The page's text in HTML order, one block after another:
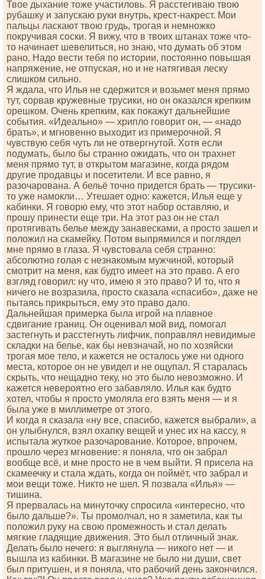
Твое дыхание тоже участиловь. Я расстегиваю твою
рубашку и запускаю руки внутрь, крест-накрест. Мои
пальцы ласкают твою грудь, трогая и немножко
покручивая соски. Я вижу, что в твоих штанах тоже что-
то начинает шевелиться, но знаю, что думать об этом
рано. Надо вести тебя по истории, постоянно повышая
напряжение, не отпуская, но и не натягивая леску
слишком сильно.
Я ждала, что Илья не сдержится и возьмет меня прямо
тут, сорвав кружевные трусики, но он оказался крепким
орешком. Очень крепким, как покажут дальнейшие
события. «Идеально» — хрипло говорит он, — «надо
брать», и мгновенно выходит из примерочной. Я
чувствую себя чуть ли не отвергнутой. Хотя если
подумать, было бы странно ожидать, что он трахнет
меня прямо тут, в открытом магазине, когда рядом
другие продавцы и посетители. И все равно, я
разочарована. А бельё точно придется брать — трусики-
то уже намокли… Утешает одно: кажется, Илья еще у
кабинки. Я говорю ему, что этот набор оставляю, и
прошу принести еще три. На этот раз он не стал
протягивать белье между занавесками, а просто зашел и
положил на скамейку. Потом выпрямился и поглядел
мне прямо в глаза. Я чувстовала себя странно:
абсолютно голая с незнакомым мужчиной, который
смотрит на меня, как будто имеет на это право. А его
взгляд говорил: ну что, имею я это право? И то, что я
ничего не возразила, просто сказала «спасибо», даже не
пытаясь прикрыться, ему это право дало.
Дальнейшая примерка была игрой на плавное
сдвигание границ. Он оценивал мой вид, помогал
застегнуть и расстегнуть лифчик, поправлял невидимые
складки на белье, как бы невзначай, но по хозяйски
трогая мое тело, и кажется не осталось уже ни одного
места, которое он не увидел и не ощупал. Я старалась
скрыть, что нещадно теку, но это было невозможно. И
кажется невероятно его забавляло. Илья как будто
хотел, чтобы я просто умоляла его взять меня — и я
была уже в миллиметре от этого.
И когда я сказала «ну все, спасибо, кажется выбрали», а
он улыбнулся, взял охапку вещей и унес их на кассу, я
испытала жуткое разочарование. Которое, впрочем,
прошло через мгновение: я поняла, что он забрал
вообще всё, и мне просто не в чем выйти. Я присела на
скамеечку и стала ждать, когда он поймёт, что забрал и
мои вещи тоже. Никто не шел. Я позвала «Илья» —
тишина.
Я прервалась на минуточку спросила «интересно, что
было дальше?». Ты промолчал, но я заметила, как ты
положил руку на свою промежность и стал делать
мягкие гладящие движения. Это был отличный знак.
Делать было нечего: я выглянула — никого нет — и
вышла из кабинки. В магазине не было ни души, свет
был притушен, и я поняла, что рабочий день закончился.